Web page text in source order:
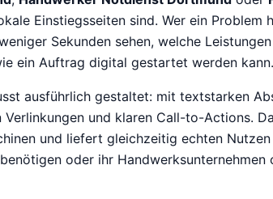
Einstiegsseiten sind. Wer ein Problem
Sekunden sehen, welche
ein Auftrag digital gestartet werden kann.
ausführlich gestaltet: mit textstarken
Verlinkungen und klaren Call-to-Actions.
und liefert gleichzeitig echten
oder ihr Handwerksunternehmen